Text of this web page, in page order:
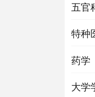
五官
特种
药学
大学